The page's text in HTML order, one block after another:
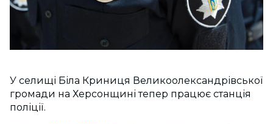
У селищі Біла Криниця Великоолександрівської
громади на Херсонщині тепер працює станція
поліції.